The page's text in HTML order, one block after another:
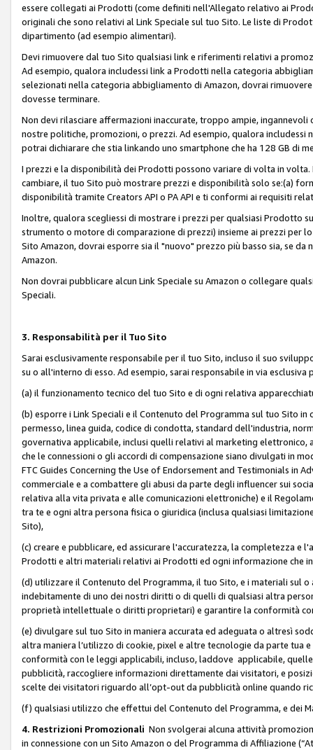
essere collegati ai Prodotti (come definiti nell'Allegato relativo ai
originali che sono relativi al Link Speciale sul tuo Sito. Le liste di
dipartimento (ad esempio alimentari).
Devi rimuovere dal tuo Sito qualsiasi link e riferimenti relativi a
Ad esempio, qualora includessi link a Prodotti nella categoria
selezionati nella categoria abbigliamento di Amazon, dovrai
dovesse terminare.
Non devi rilasciare affermazioni inaccurate, troppo ampie,
nostre politiche, promozioni, o prezzi. Ad esempio, qualora includessi
potrai dichiarare che stia linkando uno smartphone che ha 128 GB di
I prezzi e la disponibilità dei Prodotti possono variare di volta in
cambiare, il tuo Sito può mostrare prezzi e disponibilità solo se:(a)
disponibilità tramite Creators API o PA API e ti conformi ai requisiti
Inoltre, qualora scegliessi di mostrare i prezzi per qualsiasi Prodotto
strumento o motore di comparazione di prezzi) insieme ai prezzi
Sito Amazon, dovrai esporre sia il "nuovo" prezzo più basso sia, se
Amazon.
Non dovrai pubblicare alcun Link Speciale su Amazon o collegare
Speciali.
3. Responsabilità per il Tuo Sito
Sarai esclusivamente responsabile per il tuo Sito, incluso il suo
su o all'interno di esso. Ad esempio, sarai responsabile in via esclusiva
(a) il funzionamento tecnico del tuo Sito e di ogni relativa
(b) esporre i Link Speciali e il Contenuto del Programma sul tuo Sito in
permesso, linea guida, codice di condotta, standard dell'industria,
governativa applicabile, inclusi quelli relativi al marketing
che le connessioni o gli accordi di compensazione siano divulgati in
FTC Guides Concerning the Use of Endorsement and Testimonials in
commerciale e a combattere gli abusi da parte degli influencer sui
relativa alla vita privata e alle comunicazioni elettroniche) e il
tra te e ogni altra persona fisica o giuridica (inclusa qualsiasi
Sito),
(c) creare e pubblicare, ed assicurare l'accuratezza, la completezza
Prodotti e altri materiali relativi ai Prodotti ed ogni informazione che
(d) utilizzare il Contenuto del Programma, il tuo Sito, e i materiali sul
indebitamente di uno dei nostri diritti o di quelli di qualsiasi altra
proprietà intellettuale o diritti proprietari) e garantire la conformità
(e) divulgare sul tuo Sito in maniera accurata ed adeguata o altresì
altra maniera l’utilizzo di cookie, pixel e altre tecnologie da parte tua
conformità con le leggi applicabili, incluso, laddove applicabile,
pubblicità, raccogliere informazioni direttamente dai visitatori, e
scelte dei visitatori riguardo all’opt-out da pubblicità online quando
(f) qualsiasi utilizzo che effettui del Contenuto del Programma, e dei
4. Restrizioni Promozionali Non svolgerai alcuna attività
in connessione con un Sito Amazon o del Programma di Affiliazione